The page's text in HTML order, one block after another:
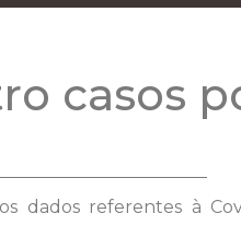
casos
dados referentes à